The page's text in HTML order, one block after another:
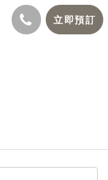
立即預訂